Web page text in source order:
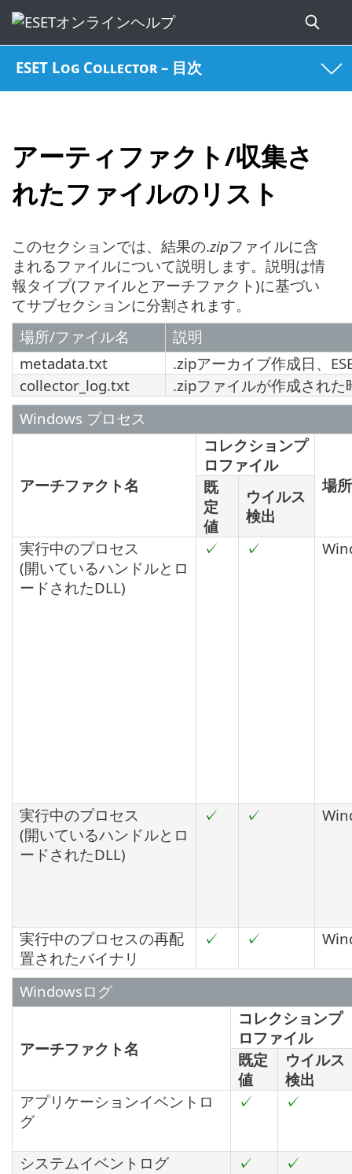
ESET Log Collector – 目次
アーティファクト/収集さ
れたファイルのリスト
このセクションでは、結果の.zipファイルに含
まれるファイルについて説明します。説明は情
報タイプ(ファイルとアーチファクト)に基づい
てサブセクションに分割されます。
場所/ファイル名
説明
metadata.txt
.zipアーカイブ作成日、
collector_log.txt
.zipファイルが作成され
Windows プロセス
アーチファクト名
コレクションプ
ロファイル
場
既
定
値
ウイルス
検出
実行中のプロセス
(開いているハンドルとロ
ードされたDLL)
✓ ✓
実行中のプロセス
(開いているハンドルとロ
ードされたDLL)
✓ ✓
実行中のプロセスの再配
置されたバイナリ
✓ ✓
Windowsログ
アーチファクト名
コレクションプ
ロファイル
既定
値
ウイルス
検出
アプリケーションイベントロ
グ
✓ ✓
システムイベントログ ✓ ✓